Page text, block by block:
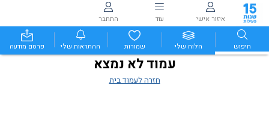
איזור אישי עוד התחבר
חיפוש הלוח שלי שמורות ההתראות שלי פרסם מודעה
עמוד לא נמצא
חזרה לעמוד בית